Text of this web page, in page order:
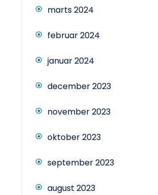
marts 2024
februar 2024
januar 2024
december 2023
november 2023
oktober 2023
september 2023
august 2023